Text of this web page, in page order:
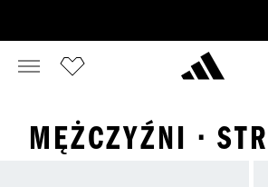
MĘŻCZYŹNI ·